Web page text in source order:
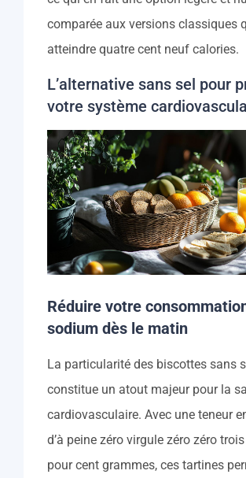
comparée aux versions classiques
atteindre quatre cent neuf calories.
L’alternative sans sel pour
votre système
Réduire votre
sodium dès le matin
La particularité des biscottes sans
constitue un atout majeur pour la
cardiovasculaire. Avec une teneur
d’à peine zéro virgule zéro zéro
pour cent grammes, ces tartines